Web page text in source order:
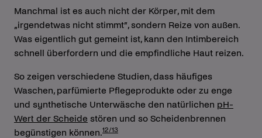
Manchmal ist es auch nicht der Körper, mit dem
„irgendetwas nicht stimmt”, sondern Reize von außen.
Was eigentlich gut gemeint ist, kann den Intimbereich
schnell überfordern und die empfindliche Haut reizen.
So zeigen verschiedene Studien, dass häufiges
Waschen, parfümierte Pflegeprodukte oder zu enge
und synthetische Unterwäsche den natürlichen pH-
Wert der Scheide stören und so Scheidenbrennen
begünstigen können.12/13